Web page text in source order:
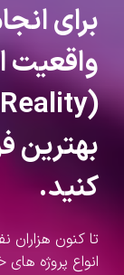
برای
بهترین
کنید.
تا کنون
انواع پروژه